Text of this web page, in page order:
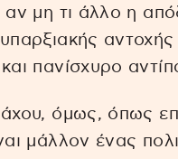
αν μη τι άλλο η
αντοχής
πανίσχυρο
όμως, όπως
μάλλον ένας